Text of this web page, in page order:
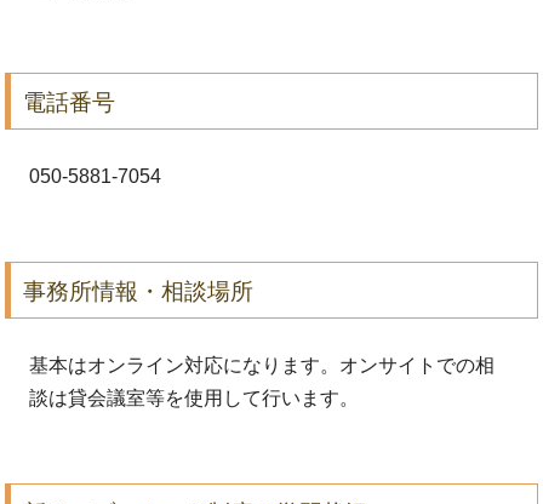
電話番号
050-5881-7054
事務所情報・相談場所
基本はオンライン対応になります。オンサイトでの相
談は貸会議室等を使用して行います。